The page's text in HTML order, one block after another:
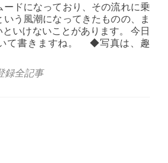
ードになっており、その流れに乗
う風潮になってきたものの、ま
いけないことがあります。 今日
て書きますね。 ◆写真は、趣
録全記事